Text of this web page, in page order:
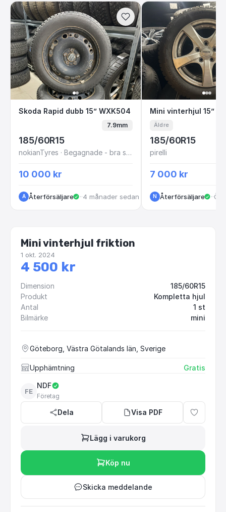
Skoda Rapid dubb 15” WXK504
Skoda Rapid dubb 15” WXK504
7.9mm
185/60R15
nokianTyres · Begagnade - bra skick
10 000 kr
A Återförsäljare ·Kungälv
·4 månader sedan
Mini vinterhjul
Mini vinterhjul 15”
Äldre
185/60R15
pirelli
7 000 kr
N Återförsäljare ··
Mini vinterhjul friktion
1 okt. 2024
4 500 kr
Dimension
185/60R15
Produkt
Kompletta hjul
Antal
1 st
Bilmärke
mini
Göteborg, Västra Götalands län, Sverige
Upphämtning Gratis
FE
NDF
Företag
Dela Visa PDF
Lägg i varukorg
Köp nu
Skicka meddelande